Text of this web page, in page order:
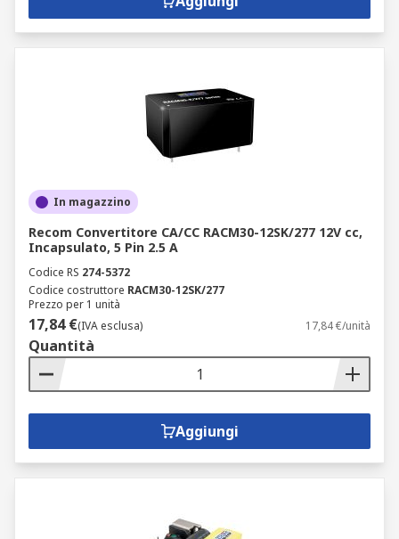
In magazzino
Recom Convertitore CA/CC RACM30-12SK/277 12V cc,
Incapsulato, 5 Pin 2.5 A
Codice RS 274-5372
Codice costruttore RACM30-12SK/277
Prezzo per 1 unità
17,84 €(IVA esclusa) 17,84 €/unità
Quantità
Aggiungi